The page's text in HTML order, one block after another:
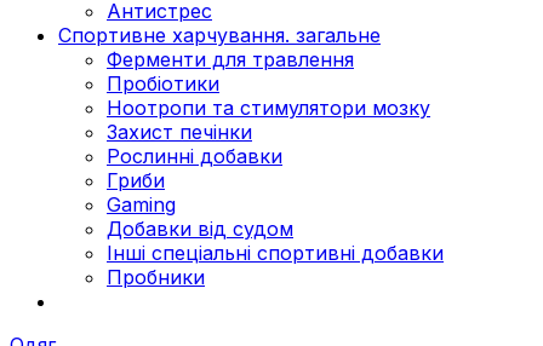
Антистрес
Спортивне харчування. загальне
Ферменти для травлення
Пробіотики
Ноотропи та стимулятори мозку
Захист печінки
Рослинні добавки
Гриби
Gaming
Добавки від судом
Інші спеціальні спортивні добавки
Пробники